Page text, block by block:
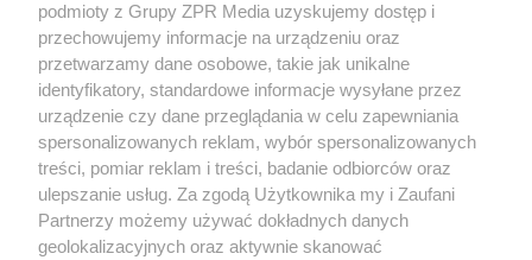
Montaż rolet bez kucia ścian? Solarny system to
hit ostatnich lat
podmioty z Grupy ZPR Media uzyskujemy dostęp i
przechowujemy informacje na urządzeniu oraz
przetwarzamy dane osobowe, takie jak unikalne
identyfikatory, standardowe informacje wysyłane przez
urządzenie czy dane przeglądania w celu zapewniania
spersonalizowanych reklam, wybór spersonalizowanych
treści, pomiar reklam i treści, badanie odbiorców oraz
ulepszanie usług. Za zgodą Użytkownika my i Zaufani
Partnerzy możemy używać dokładnych danych
geolokalizacyjnych oraz aktywnie skanować